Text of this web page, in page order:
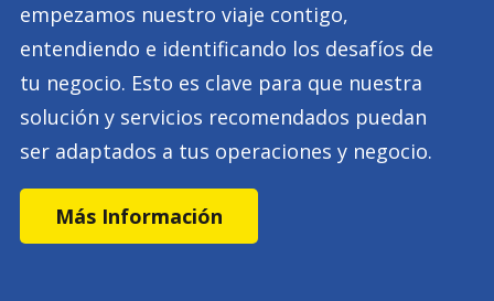
empezamos nuestro viaje contigo,
entendiendo e identificando los desafíos de
tu negocio. Esto es clave para que nuestra
solución y servicios recomendados puedan
ser adaptados a tus operaciones y negocio.
Más Información